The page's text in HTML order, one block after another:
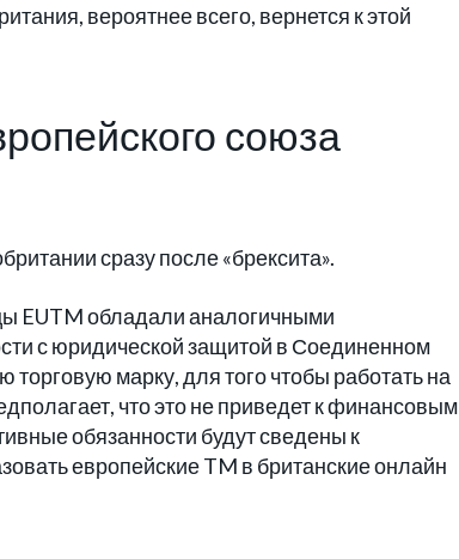
вероятнее всего, вернется к этой
союза
сразу после «брексита».
EUTM обладали аналогичными
с юридической защитой в Соединенном
торговую марку, для того чтобы работать на
что это не приведет к финансовым
обязанности будут сведены к
европейские TM в британские онлайн